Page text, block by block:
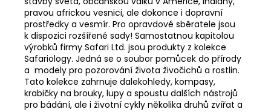
pravou africkou vesnici, ale dokonce i dopravní
prostředky a vesmír. Pro opravdové sběratele jsou
k dispozici rozšířené sady! Samostatnou kapitolou
výrobků firmy Safari Ltd. jsou produkty z kolekce
Safariology. Jedná se o soubor pomůcek do přírody
a modely pro pozorování života živočichů a rostlin.
Tato kolekce zahrnuje dalekohledy, kompasy,
krabičky na brouky, lupy a spoustu dalších nástrojů
pro bádání, ale i životní cykly několika druhů zvířat a